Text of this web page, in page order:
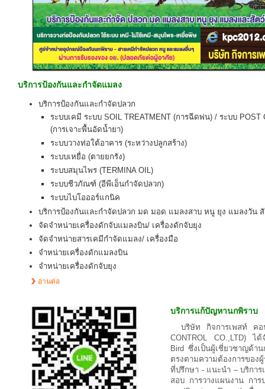
บริการป้องกันและกำจัดแมลง
บริการป้องกันและกำจัดปลวก
ระบบเคมี ระบบ SOIL TREATMENT (การฉีดพ่น) / ระบบ POST
(การเจาะพื้นอัดน้ำยา)
ระบบวางท่อใต้อาคาร (ระหว่างปลูกสร้าง)
ระบบเหยื่อ (ตายยกรัง)
ระบบสมุนไพร (TERMINA OIL)
ระบบชีวภัณฑ์ (อีพีเอ็นกำจัดปลวก)
ระบบไบโอออร์แกนิค
บริการป้องกันและกำจัดปลวก มด มอด แมลงสาบ หนู ยุง แมลงวัน
จัดจำหน่ายเครื่องดักจับแมลงบิน/ เครื่องดักจับยุง
จัดจำหน่ายสารเคมีกำจัดแมลง/ เครื่องมือ
จำหน่ายเครื่องดักแมลงบิน
จำหน่ายเครื่องดักจับยุง
อ่านต่อ
บริการแก้ปัญหานกพิราบ
บริษัท กิจการเพสท์ คอ
CONTROL CO.,LTD) ไ
Bird ซึ่งเป็นผู้เชี่ยวชาญด้า
ตรงตามความต้องการของ
ที่ปรึกษา - แนะนำ – บริกา
สอบ การวางแผนงาน การ